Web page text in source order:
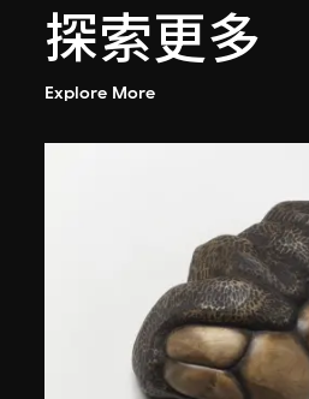
探索更多
Explore More